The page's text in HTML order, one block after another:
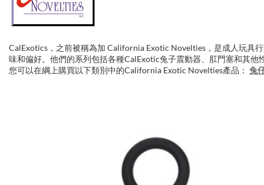
CalExotics，之前被稱為加 California Exotic Novelties，是成人玩具
味和偏好。他們的系列包括各種CalExotic兔子震動器、肛門塞和其
您可以在綱上購買以下類別中的California Exotic Novelties產品： 兔